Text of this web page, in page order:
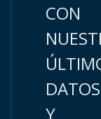
CON
DATOS
Y